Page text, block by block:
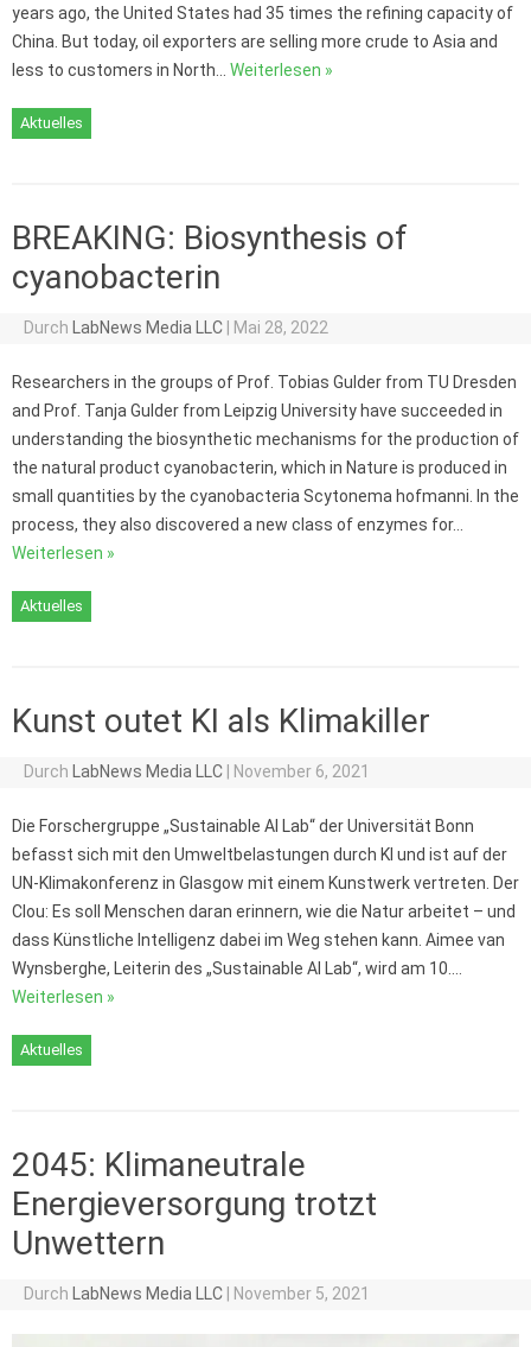
years ago, the United States had 35 times the refining capacity of
China. But today, oil exporters are selling more crude to Asia and
less to customers in North… Weiterlesen »
Aktuelles
BREAKING: Biosynthesis of
cyanobacterin
Durch LabNews Media LLC Mai 28, 2022
Researchers in the groups of Prof. Tobias Gulder from TU Dresden
and Prof. Tanja Gulder from Leipzig University have succeeded in
understanding the biosynthetic mechanisms for the production of
the natural product cyanobacterin, which in Nature is produced in
small quantities by the cyanobacteria Scytonema hofmanni. In the
process, they also discovered a new class of enzymes for…
Weiterlesen »
Aktuelles
Kunst outet KI als Klimakiller
Durch LabNews Media LLC November 6, 2021
Die Forschergruppe „Sustainable AI Lab“ der Universität Bonn
befasst sich mit den Umweltbelastungen durch KI und ist auf der
UN-Klimakonferenz in Glasgow mit einem Kunstwerk vertreten. Der
Clou: Es soll Menschen daran erinnern, wie die Natur arbeitet – und
dass Künstliche Intelligenz dabei im Weg stehen kann. Aimee van
Wynsberghe, Leiterin des „Sustainable AI Lab“, wird am 10.…
Weiterlesen »
Aktuelles
2045: Klimaneutrale
Energieversorgung trotzt
Unwettern
Durch LabNews Media LLC November 5, 2021